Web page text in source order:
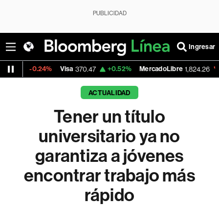
PUBLICIDAD
Ingresar
Visa 370.47 +0.52% MercadoLibre 1,824.26 -5.23%
ACTUALIDAD
Tener un título
universitario ya no
garantiza a jóvenes
encontrar trabajo más
rápido